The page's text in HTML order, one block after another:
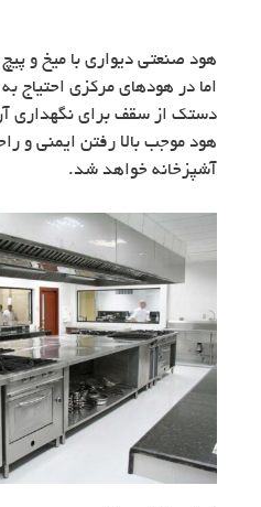
هود صنعتی دیواری با میخ و
اما در هودهای مرکزی احتیاج
دستک از سقف برای نگهداری
هود موجب بالا رفتن ایمنی و
آشپزخانه خواهد شد.